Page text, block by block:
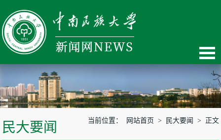
民大要闻 当前位置： 网站首页 > 民大要闻 > 正文